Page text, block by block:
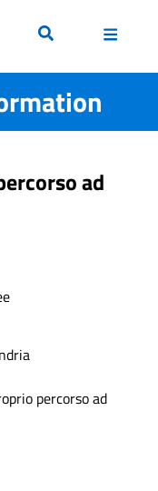
ad
percorso ad